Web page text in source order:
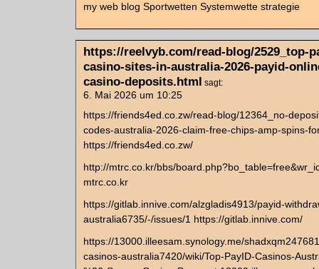
my web blog Sportwetten Systemwette strategie
https://reelvyb.com/read-blog/2529_top-
casino-sites-in-australia-2026-payid-
casino-deposits.html sagt:
6. Mai 2026 um 10:25
https://friends4ed.co.zw/read-blog/12364_no-
codes-australia-2026-claim-free-chips-amp-spins-
https://friends4ed.co.zw/
http://mtrc.co.kr/bbs/
mtrc.co.kr
https://gitlab.innive.com/alzgladis4913/payid-
australia6735/-/issues/1 https://gitlab.innive.com/
https://13000.illeesam.synology.me/
casinos-australia7420/wiki/Top-PayID-Casinos-